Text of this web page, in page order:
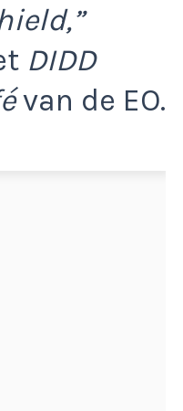
DIDD
van de EO.